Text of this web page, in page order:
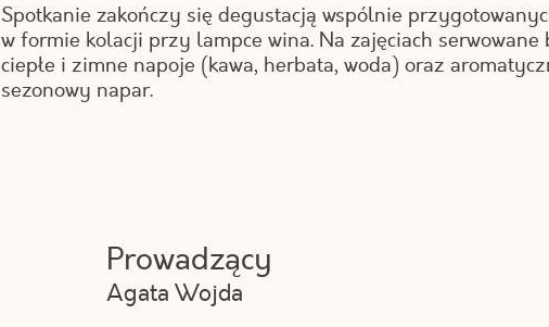
Spotkanie zakończy się degustacją wspólnie
w formie kolacji przy lampce wina. Na zajęciach serwowane
ciepłe i zimne napoje (kawa, herbata, woda) oraz
sezonowy napar.
Prowadzący
Agata Wojda